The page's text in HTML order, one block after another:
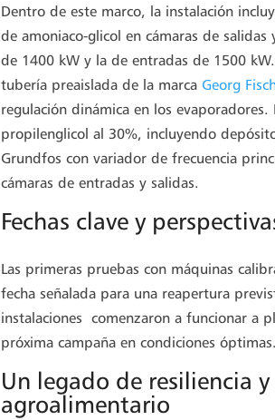
Dentro de este marco, la instalación
de amoniaco-glicol en cámaras de
de 1400 kW y la de entradas de 1500
tubería preaislada de la marcaGeorg
regulación dinámica en los
propilenglicol al 30%, incluyendo
Grundfos con variador de frecuencia
cámaras de entradas y salidas.
Fechas clave y
Las primeras pruebas con máquinas
fecha señalada para una reapertura
instalaciones comenzaron a funcionar a
próxima campaña en condiciones óptimas.
Un legado de resiliencia
agroalimentario